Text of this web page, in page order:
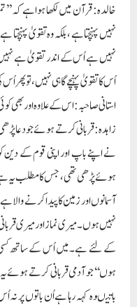
خالدہ: قرآن میں لکھا ہوا ہے کہ
نہیں پہنچتا ہے ، بلکہ وہ تقویٰ
نہیں ہے اُس کے اندر تقویٰ ہے
اُس کا تقویٰ پہنچے گا ہی نہیں، تو پھر اُس
استانی صاحبہ: اس کے علاوہ اور بھی
زاہدہ: قربانی کرتے ہوئے جو دعا
نے اپنے باپ اور اپنی قوم کے دین
ہوئے پڑھی تھی، جس کا مطلب یہ
آسمانوں اور زمین کا پیدا کرنے
نہیں ہوں۔میری نمازاورمیری قربانی
کے لئے ہے۔میں اُس کے ساتھ کسی
ہوں‘‘جو آدمی قربانی کرتے ہوئے
باتیںوہ کہہ رہا ہے اُن باتوں پر